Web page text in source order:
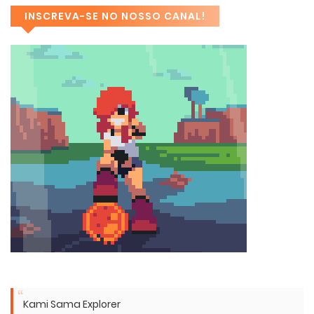
INSCREVA-SE NO NOSSO CANAL!
Kami Sama Explorer